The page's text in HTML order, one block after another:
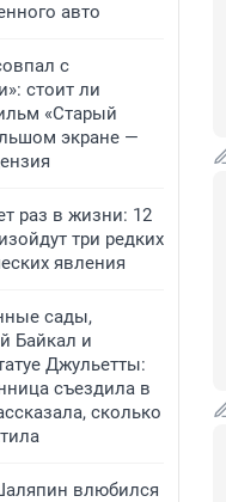
авто
с
стоит ли
«Старый
экране —
раз в жизни: 12
три редких
явления
сады,
Байкал и
Джульетты:
съездила в
сколько
влюбился